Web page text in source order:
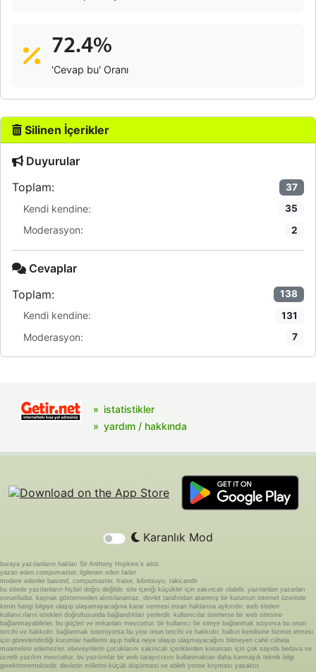
72.4%
'Cevap bu' Oranı
Silinen İçerikler
Duyurular
Toplam:
37
Kendi kendine: 35
Moderasyon: 2
Cevaplar
Toplam:
138
Kendi kendine: 131
Moderasyon: 7
istatistikler
yardım / hakkında
Karanlık Mod
buraya yazılanların hakları Sir Anthony Hopkins'e aittir.
yazan eden compumaster, ilgilenen eden fader
modere edenler basond, compumaster, fraise, kibritsuyu, rakicandir
bu sitede yazılanların hiçbiri doğru değildir. site içeriği küçükler için sakıncalı olabilir. yazılardan yazarları
sorumludur. kaynak göstermeden alıntılanamaz. devlet tarafından atanmış bir kurumun internet üzerinde
kimin hangi bilgiye ulaşıp ulaşamayacağına karar vermesi insan haklarına aykırıdır. web siteleri
kullanıcıların istekleri doğrultusunda bağlandıkları yerlerdir. kullanıcılar isterlerse bir web sitesine
bağlanmayabilirler. bu güçleri ve imkanları mevcuttur. bir kullanıcı bir siteye bağlanmak istiyorsa bu onun
tercihi ve hakkıdır. bağlanmak istemiyorsa bu yine onun tercihi ve hakkıdır. halkın kendisine hizmet etmesi
için görevlendirdiği kurumlar hadlerini aşıp halka neye ulaşıp ulaşmayacağını bilmeyen cahil cühela
muamelesi edemezler. ebeveynlerin çocuklarını sakıncalı içeriklerden koruması için çok sayıda bedava ve
ücretli yazılım mevcuttur. bu yazılımlar bir web tarayıcısını kullanmaktan daha karmaşık teknik bilgi
gerektirmemektedir. devletin milletini küçük düşürmesi ve ebleh yerine koyması yasaktır.